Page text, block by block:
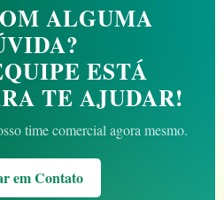
ALGUMA
ESTÁ
TE AJUDAR!
time comercial agora mesmo.
em Contato